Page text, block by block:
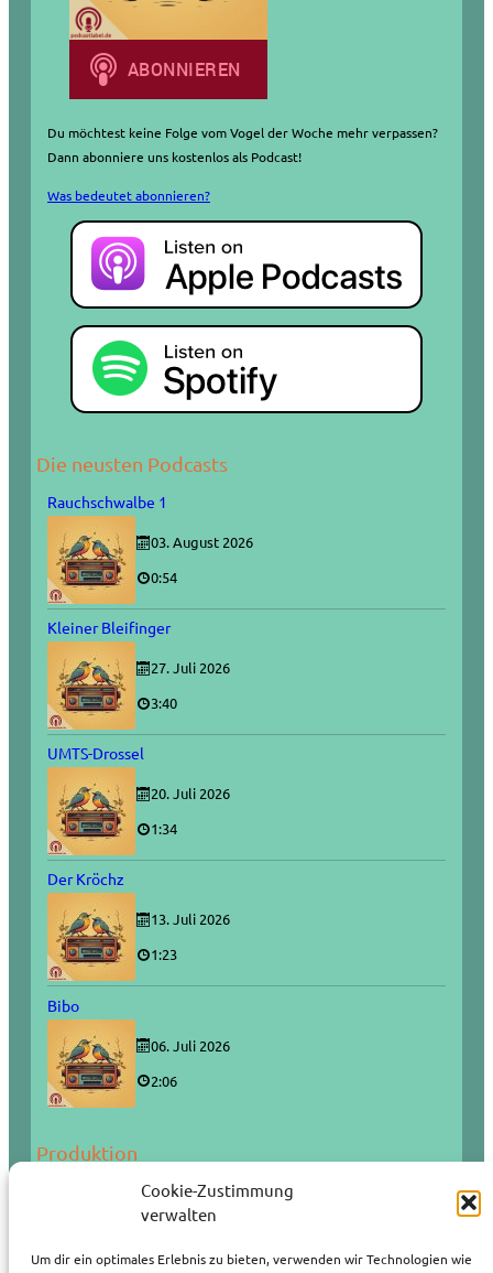
Cookie-Zustimmung
verwalten
Um dir ein optimales Erlebnis zu bieten, verwenden wir Technologien wie
Du möchtest keine Folge vom Vogel der Woche mehr verpassen?
Dann abonniere uns kostenlos als Podcast!
Was bedeutet abonnieren?
Die neusten Podcasts
Rauchschwalbe 1
03. August 2026
0:54
Kleiner Bleifinger
27. Juli 2026
3:40
UMTS-Drossel
20. Juli 2026
1:34
Der Kröchz
13. Juli 2026
1:23
Bibo
06. Juli 2026
2:06
Produktion